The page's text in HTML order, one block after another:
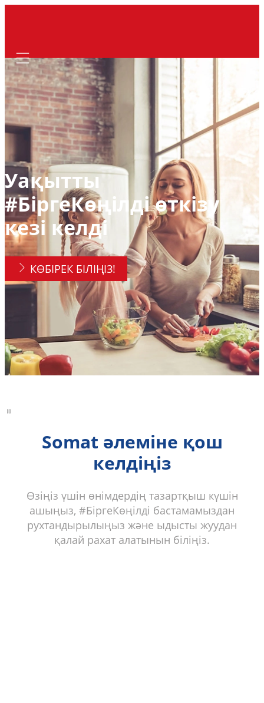
Mobile navigation
Уақытты
#БіргеКөңілді өткізу
кезі келді
КӨБІРЕК БІЛІҢІЗ!
Somat әлеміне қош
келдіңіз
Өзіңіз үшін өнімдердің тазартқыш күшін
ашыңыз, #БіргеКөңілді бастамамыздан
рухтандырылыңыз және ыдысты жуудан
қалай рахат алатынын біліңіз.